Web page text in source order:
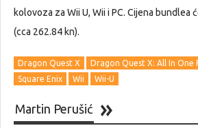
kolovoza za Wii U, Wii i PC. Cijena bundlea
(cca 262.84 kn).
Dragon Quest X Dragon Quest X: All In One
Square Enix
Wii Wii-U
Martin Perušić